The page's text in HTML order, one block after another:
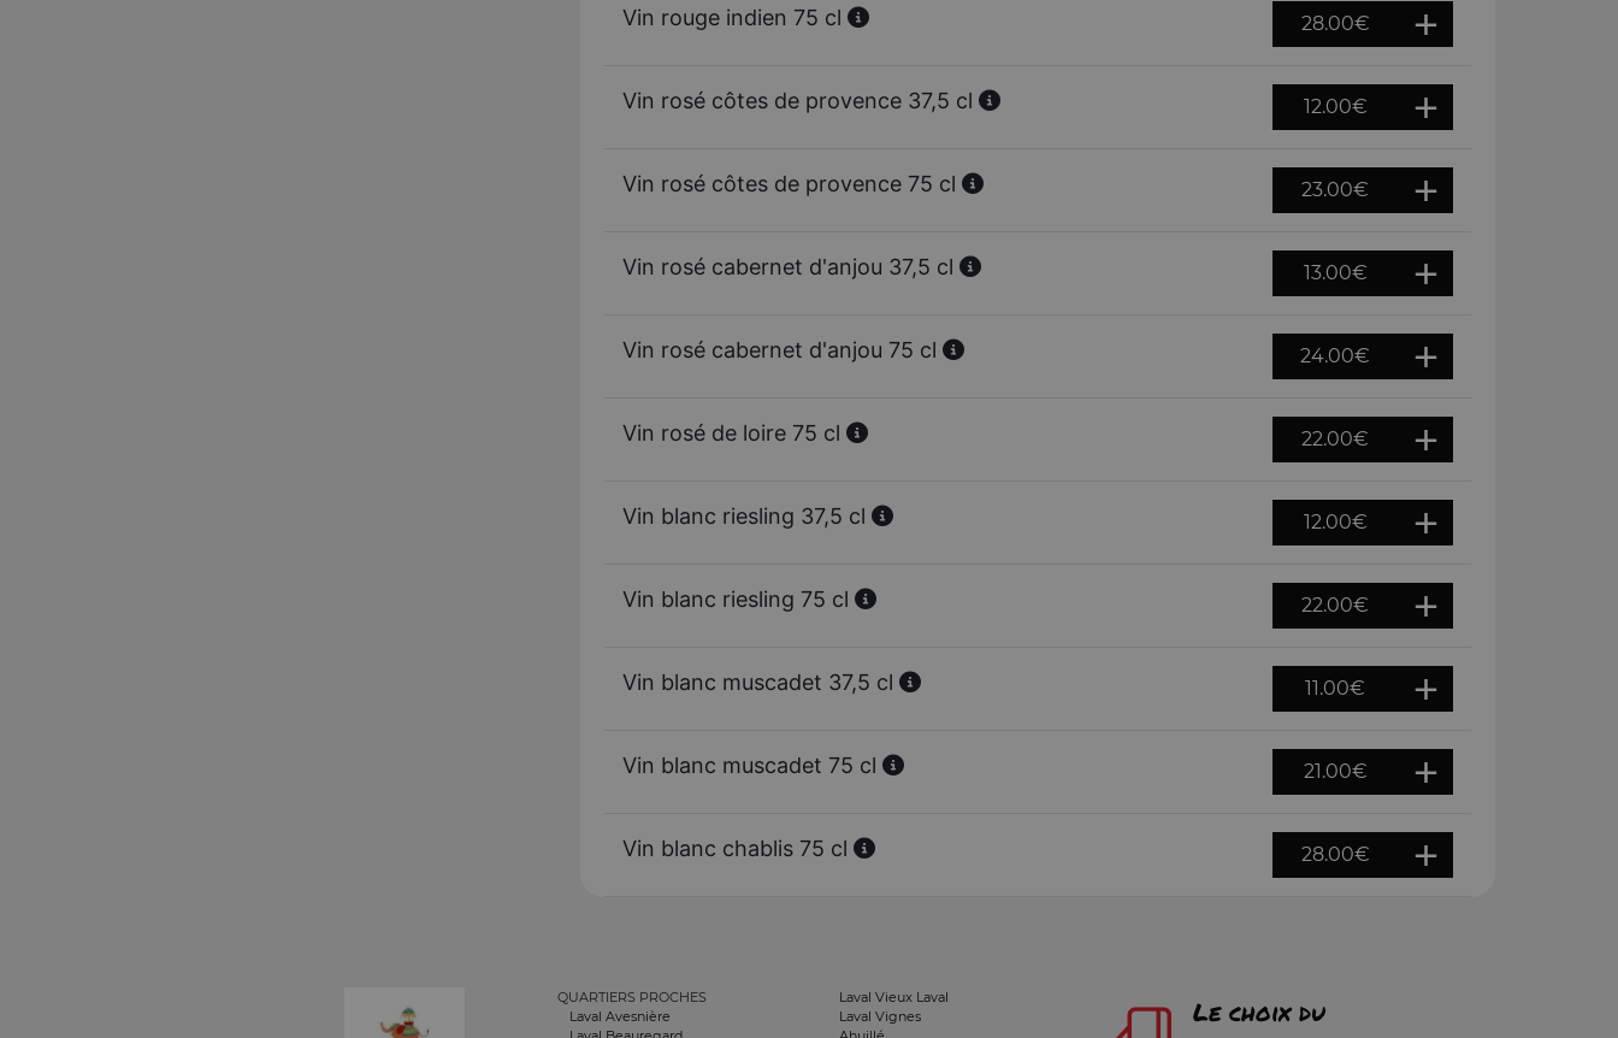
Vin rouge indien 75 cl 28.00€
Vin rosé côtes de provence 37,5 cl 12.00€
Vin rosé côtes de provence 75 cl 23.00€
Vin rosé cabernet d'anjou 37,5 cl 13.00€
Vin rosé cabernet d'anjou 75 cl 24.00€
Vin rosé de loire 75 cl 22.00€
Vin blanc riesling 37,5 cl 12.00€
Vin blanc riesling 75 cl 22.00€
Vin blanc muscadet 37,5 cl 11.00€
Vin blanc muscadet 75 cl 21.00€
Vin blanc chablis 75 cl 28.00€
QUARTIERS PROCHES
Laval Avesnière
Laval Vieux Laval
Laval Vignes
Le choix du